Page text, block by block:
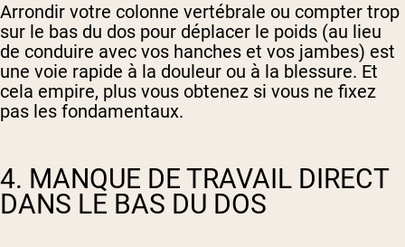
Arrondir votre colonne vertébrale ou compter trop
sur le bas du dos pour déplacer le poids (au lieu
de conduire avec vos hanches et vos jambes) est
une voie rapide à la douleur ou à la blessure. Et
cela empire, plus vous obtenez si vous ne fixez
pas les fondamentaux.
4. MANQUE DE TRAVAIL DIRECT
DANS LE BAS DU DOS